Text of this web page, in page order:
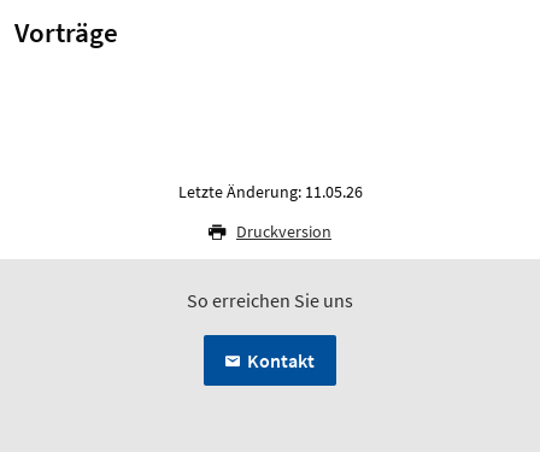
Vorträge
Letzte Änderung: 11.05.26
Druckversion
So erreichen Sie uns
Kontakt